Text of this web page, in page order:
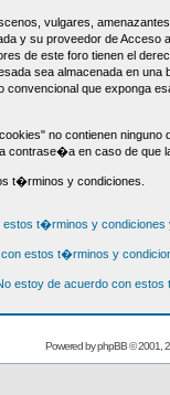
vulgares,
y su proveedor de
de este foro tienen el
sea almacenada en
que exponga
no contienen
contrase�a en caso de que
t�rminos y condiciones.
estos t�rminos y condiciones
estos t�rminos y
estoy de acuerdo con
Powered byphpBB© 2001,